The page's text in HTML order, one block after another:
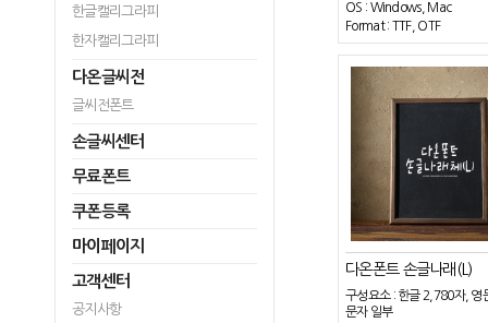
한글캘리그라피
한자캘리그라피
다온글씨전
글씨전폰트
손글씨센터
무료폰트
쿠폰등록
마이페이지
고객센터
공지사항
OS : Windows, Mac
Format : TTF, OTF
다온폰트 손글나래(L)
구성요소 : 한글 2,780자, 영
문자 일부